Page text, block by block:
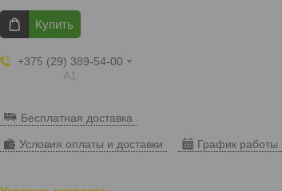
Купить
+375 (29) 389-54-00
А1
Бесплатная доставка
Условия оплаты и доставки График работы